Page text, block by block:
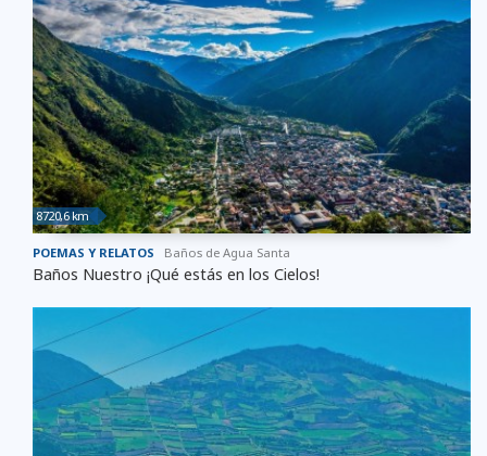
8720,6 km
POEMAS Y RELATOS Baños de Agua Santa
Baños Nuestro ¡Qué estás en los Cielos!